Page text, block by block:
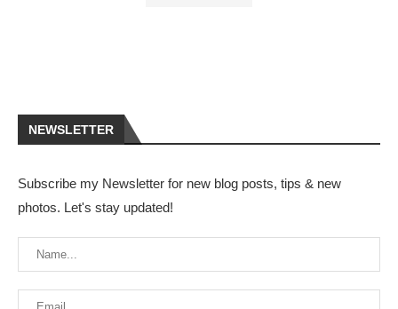
NEWSLETTER
Subscribe my Newsletter for new blog posts, tips & new
photos. Let's stay updated!